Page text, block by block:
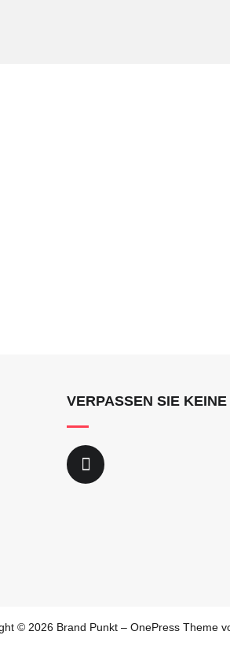
VERPASSEN SIE
© 2026 Brand Punkt – OnePressTheme